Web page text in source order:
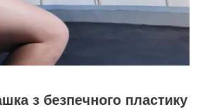
з безпечного пластику